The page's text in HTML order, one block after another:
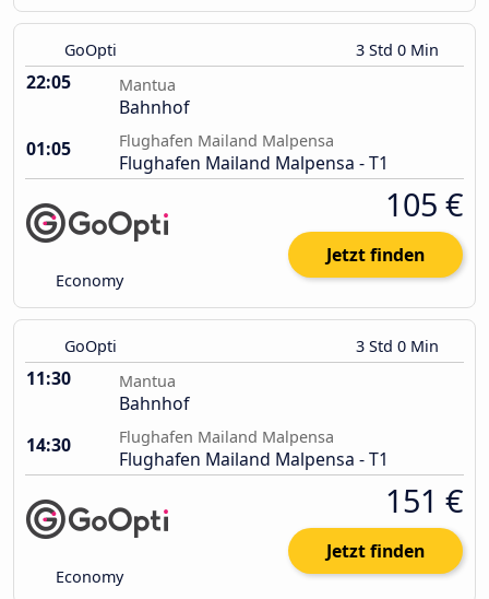
GoOpti 3 Std 0 Min
22:05 Mantua
Bahnhof
01:05
Flughafen Mailand Malpensa
Flughafen Mailand Malpensa - T1
Economy
105 €
Jetzt finden
GoOpti 3 Std 0 Min
11:30 Mantua
Bahnhof
14:30
Flughafen Mailand Malpensa
Flughafen Mailand Malpensa - T1
Economy
151 €
Jetzt finden